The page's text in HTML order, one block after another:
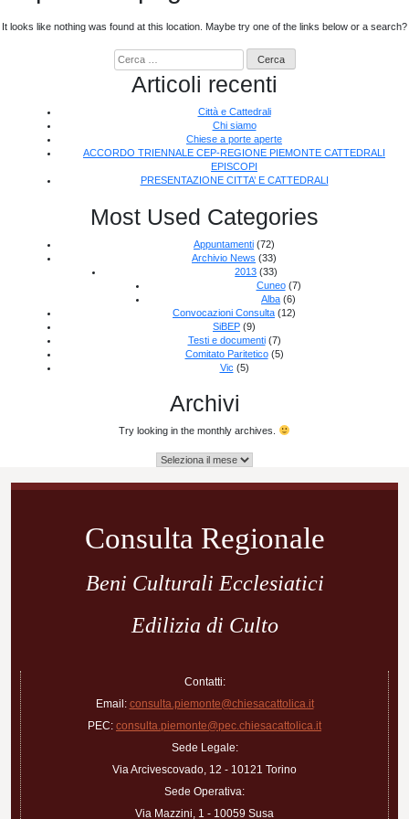
It looks like nothing was found at this location. Maybe try one of the links below or a search?
Ricerca
per:
Articoli recenti
Città e Cattedrali
Chi siamo
Chiese a porte aperte
ACCORDO TRIENNALE CEP-REGIONE PIEMONTE CATTEDRALI
EPISCOPI
PRESENTAZIONE CITTA’ E CATTEDRALI
Most Used Categories
Appuntamenti (72)
Archivio News (33)
2013 (33)
Cuneo(7)
Alba (6)
Convocazioni Consulta (12)
SiBEP (9)
Testi e documenti(7)
Comitato Paritetico(5)
Vic (5)
Archivi
Try looking in the monthly archives.
Archivi
Consulta Regionale
Beni Culturali Ecclesiatici
Edilizia di Culto
Contatti:
Email: consulta.piemonte@chiesacattolica.it
PEC: consulta.piemonte@pec.chiesacattolica.it
Sede Legale:
Via Arcivescovado, 12 - 10121 Torino
Sede Operativa:
Via Mazzini, 1 - 10059 Susa